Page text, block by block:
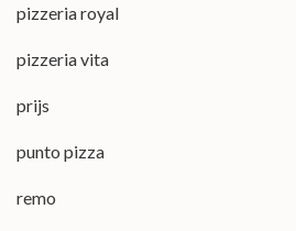
pizzeria royal
pizzeria vita
prijs
punto pizza
remo